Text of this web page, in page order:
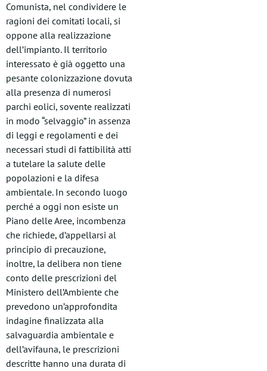
Comunista, nel condividere le
ragioni dei comitati locali, si
oppone alla realizzazione
dell’impianto. Il territorio
interessato è già oggetto una
pesante colonizzazione dovuta
alla presenza di numerosi
parchi eolici, sovente realizzati
in modo “selvaggio” in assenza
di leggi e regolamenti e dei
necessari studi di fattibilità atti
a tutelare la salute delle
popolazioni e la difesa
ambientale. In secondo luogo
perché a oggi non esiste un
Piano delle Aree, incombenza
che richiede, d’appellarsi al
principio di precauzione,
inoltre, la delibera non tiene
conto delle prescrizioni del
Ministero dell’Ambiente che
prevedono un’approfondita
indagine finalizzata alla
salvaguardia ambientale e
dell’avifauna, le prescrizioni
descritte hanno una durata di